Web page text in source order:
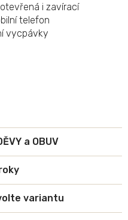
i zavírací
telefon
vycpávky
a OBUV
variantu